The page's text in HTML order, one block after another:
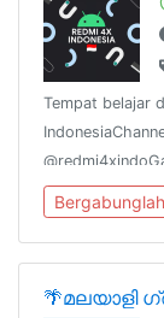
Tempat belajar
Group:
Only:
🌴മലയാളി